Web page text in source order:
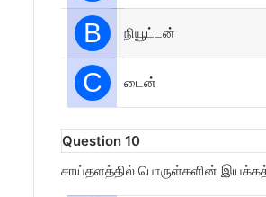
B நியூட்டன்
C டைன்
Question 10
சாய்தளத்தில் பொருள்களின்